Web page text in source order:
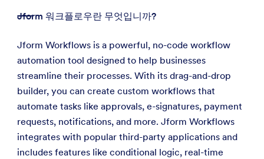
Jform 워크플로우란 무엇입니까?
Jform Workflows is a powerful, no-code workflow
automation tool designed to help businesses
streamline their processes. With its drag-and-drop
builder, you can create custom workflows that
automate tasks like approvals, e-signatures, payment
requests, notifications, and more. Jform Workflows
integrates with popular third-party applications and
includes features like conditional logic, real-time